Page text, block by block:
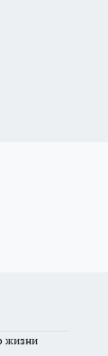
жизни